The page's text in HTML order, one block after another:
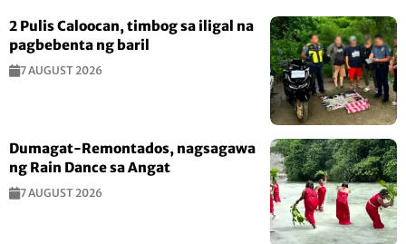
2 Pulis Caloocan, timbog sa iligal na
pagbebenta ng baril
7 AUGUST 2026
Dumagat-Remontados, nagsagawa
ng Rain Dance sa Angat
7 AUGUST 2026